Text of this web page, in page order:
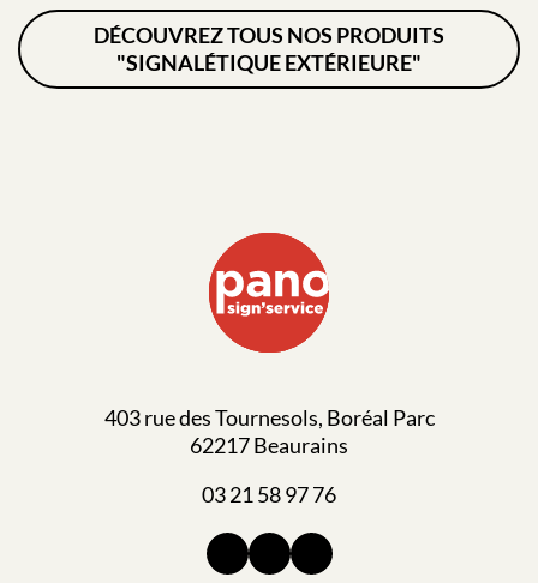
DÉCOUVREZ TOUS NOS PRODUITS
"SIGNALÉTIQUE EXTÉRIEURE"
403 rue des Tournesols, Boréal Parc
62217 Beaurains
03 21 58 97 76